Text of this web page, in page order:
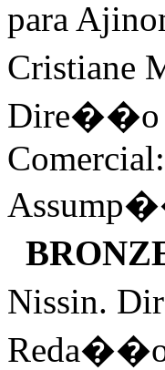
para
Cristiane
Dire��o
Nissin.